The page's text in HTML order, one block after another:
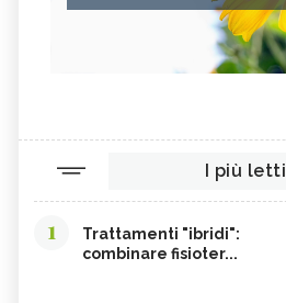
I più letti
1
Trattamenti "ibridi":
combinare fisioter...